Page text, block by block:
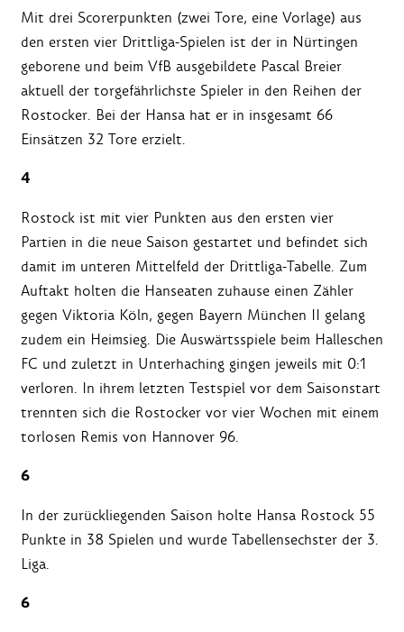
Mit drei Scorerpunkten (zwei Tore, eine Vorlage) aus
den ersten vier Drittliga-Spielen ist der in Nürtingen
geborene und beim VfB ausgebildete Pascal Breier
aktuell der torgefährlichste Spieler in den Reihen der
Rostocker. Bei der Hansa hat er in insgesamt 66
Einsätzen 32 Tore erzielt.
4
Rostock ist mit vier Punkten aus den ersten vier
Partien in die neue Saison gestartet und befindet sich
damit im unteren Mittelfeld der Drittliga-Tabelle. Zum
Auftakt holten die Hanseaten zuhause einen Zähler
gegen Viktoria Köln, gegen Bayern München II gelang
zudem ein Heimsieg. Die Auswärtsspiele beim Halleschen
FC und zuletzt in Unterhaching gingen jeweils mit 0:1
verloren. In ihrem letzten Testspiel vor dem Saisonstart
trennten sich die Rostocker vor vier Wochen mit einem
torlosen Remis von Hannover 96.
6
In der zurückliegenden Saison holte Hansa Rostock 55
Punkte in 38 Spielen und wurde Tabellensechster der 3.
Liga.
6